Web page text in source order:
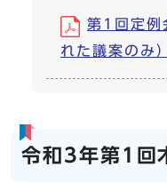
第1回定例
れた議案の
令和3年第1回